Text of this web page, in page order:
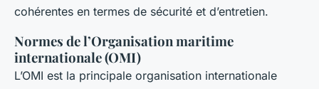
cohérentes en termes de sécurité et d’entretien.
Normes de l’Organisation maritime
internationale (OMI)
L’OMI est la principale organisation internationale